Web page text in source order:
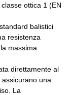
ottica 1 (EN
balistici
resistenza
massima
direttamente al
una
La